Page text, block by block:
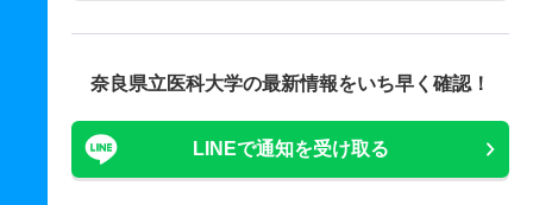
奈良県立医科大学の最新情報をいち早く確認！
LINEで通知を受け取る